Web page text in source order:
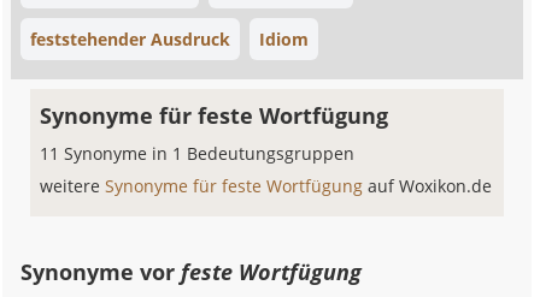
feststehender Ausdruck Idiom
Synonyme für feste Wortfügung
11 Synonyme in 1 Bedeutungsgruppen
weitereSynonyme für feste Wortfügungauf Woxikon.de
Synonyme vorfeste Wortfügung